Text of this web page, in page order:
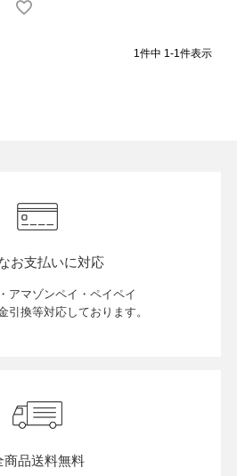
1件中 1-1件表示
お支払いに対応
アマゾンペイ・ペイペイ
引換等対応しております。
商品送料無料